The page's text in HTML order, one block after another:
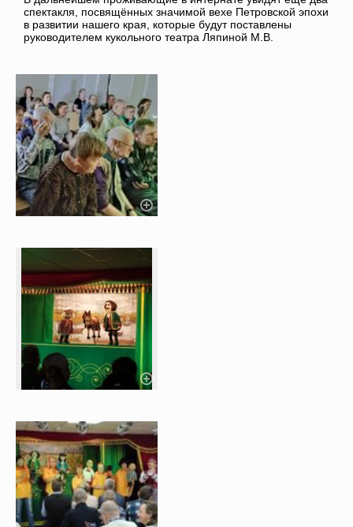
спектакля, посвящённых значимой вехе Петровской эпохи
в развитии нашего края, которые будут поставлены
руководителем кукольного театра Ляпиной М.В.